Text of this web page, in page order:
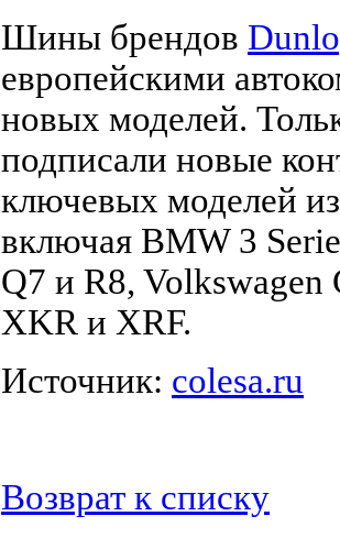
Шины брендов
европейскими
новых моделей.
подписали новые
ключевых моделей
включая BMW 3
Q7 и R8,
XKR и XRF.
Источник: colesa.ru
Возврат к списку